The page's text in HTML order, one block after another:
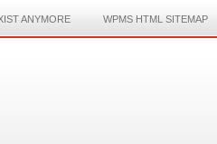
ANYMORE WPMS HTML SITEMAP